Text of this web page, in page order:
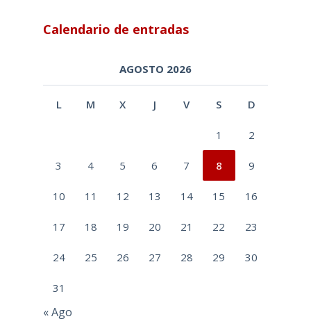
Calendario de entradas
AGOSTO 2026
L M X J V S D
1 2
3 4 5 6 7 8 9
10 11 12 13 14 15 16
17 18 19 20 21 22 23
24 25 26 27 28 29 30
31
« Ago